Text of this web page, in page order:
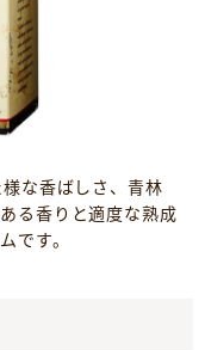
な香ばしさ、青林
る香りと適度な熟成
です。